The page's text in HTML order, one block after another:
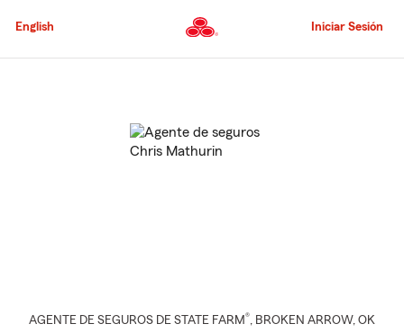
al
principal
English Iniciar Sesión
AGENTE DE SEGUROS DE STATE FARM®, BROKEN ARROW, OK